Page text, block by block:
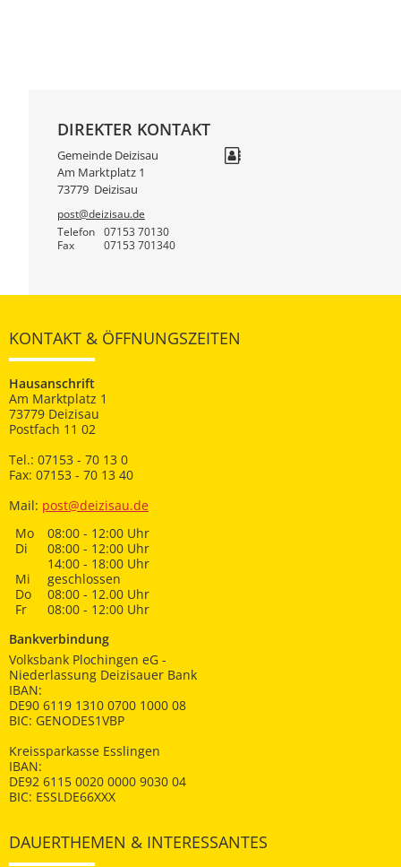
DIREKTER KONTAKT
Gemeinde Deizisau
Am Marktplatz 1
73779 Deizisau
post@deizisau.de
Telefon
07153 70130
Fax 07153 701340
KONTAKT & ÖFFNUNGSZEITEN
Hausanschrift
Am Marktplatz 1
73779 Deizisau
Postfach 11 02
Tel.: 07153 - 70 13 0
Fax: 07153 - 70 13 40
Mail: post@deizisau.de
Mo
08:00 - 12:00 Uhr
Di
08:00 - 12:00 Uhr
14:00 - 18:00 Uhr
Mi
geschlossen
Do
08:00 - 12.00 Uhr
Fr
08:00 - 12:00 Uhr
Bankverbindung
Volksbank Plochingen eG -
Niederlassung Deizisauer Bank
IBAN:
DE90 6119 1310 0700 1000 08
BIC: GENODES1VBP
Kreissparkasse Esslingen
IBAN:
DE92 6115 0020 0000 9030 04
BIC: ESSLDE66XXX
DAUERTHEMEN & INTERESSANTES